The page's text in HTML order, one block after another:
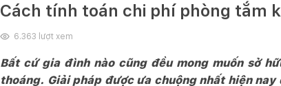
Cách tính toán chi phí phòng tắm
6.363 lượt xem
Bất cứ gia đình nào cũng đều mong muốn sở
thoáng. Giải pháp được ưa chuộng nhất hiện